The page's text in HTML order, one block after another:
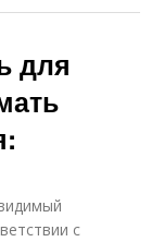
для
с